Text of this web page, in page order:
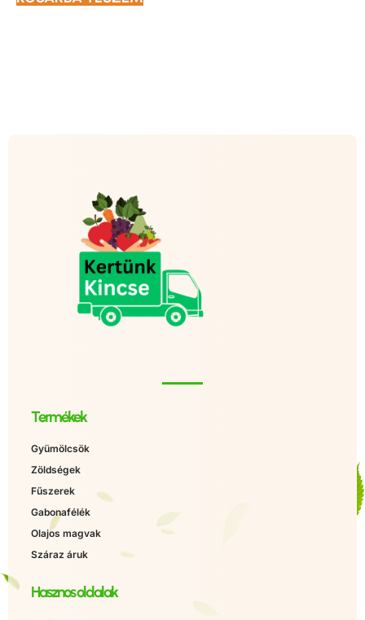
Termékek
Gyümölcsök
Zöldségek
Fűszerek
Gabonafélék
Olajos magvak
Száraz áruk
Hasznos oldalak